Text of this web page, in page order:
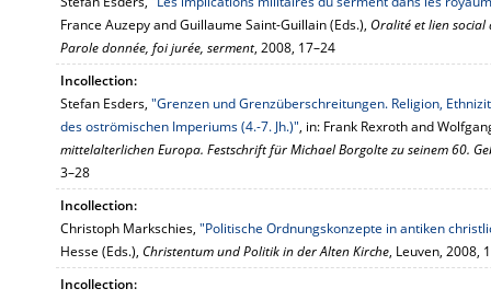
France Auzepy and Guillaume Saint-Guillain (Eds.), Oralité et lien social
Parole donnée, foi jurée, serment, 2008, 17–24
Incollection:
Stefan Esders, "Grenzen und Grenzüberschreitungen. Religion,
des oströmischen Imperiums (4.-7. Jh.)", in: Frank Rexroth and
mittelalterlichen Europa. Festschrift für Michael Borgolte zu seinem 60.
3–28
Incollection:
Christoph Markschies, "Politische Ordnungskonzepte in antiken
Hesse (Eds.), Christentum und Politik in der Alten Kirche, Leuven, 2008,
Incollection: